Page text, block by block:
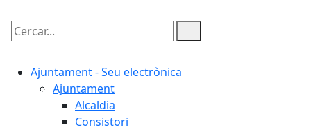
Cercar:
Ajuntament - Seu electrònica
Ajuntament
Alcaldia
Consistori